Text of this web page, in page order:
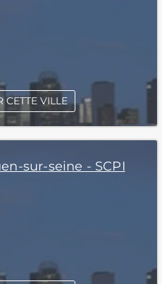
CETTE VILLE
sur-seine - SCPI